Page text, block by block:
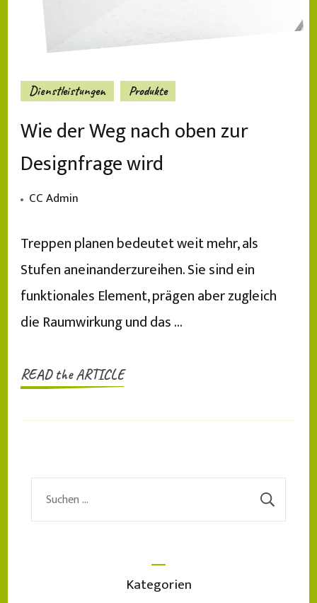
Dienstleistungen Produkte
Wie der Weg nach oben zur
Designfrage wird
CC Admin
Treppen planen bedeutet weit mehr, als
Stufen aneinanderzureihen. Sie sind ein
funktionales Element, prägen aber zugleich
die Raumwirkung und das …
READ the ARTICLE
Suchen
Kategorien